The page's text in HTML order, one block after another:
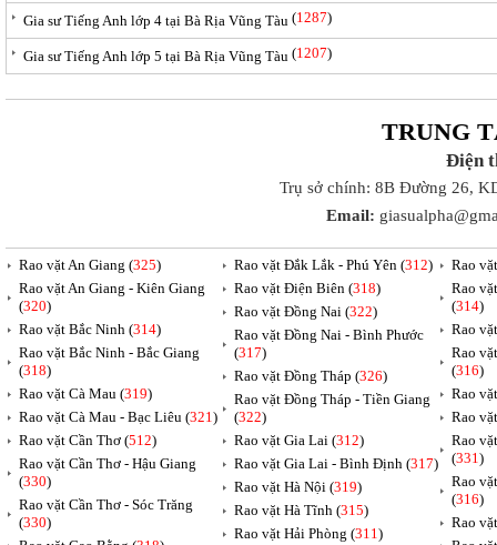
Gia sư Tiếng Anh lớp 4 tại Bà Rịa Vũng Tàu (1287)
Gia sư Tiếng Anh lớp 5 tại Bà Rịa Vũng Tàu (1207)
TRUNG
Điện
Trụ sở chính: 8B Đường 26,
Email:
Rao vặt An Giang (325)
Rao vặt An Giang - Kiên Giang
(320)
Rao vặt Bắc Ninh (314)
Rao vặt Bắc Ninh - Bắc Giang
(318)
Rao vặt Cà Mau (319)
Rao vặt Cà Mau - Bạc Liêu (321)
Rao vặt Cần Thơ (512)
Rao vặt Cần Thơ - Hậu Giang
(330)
Rao vặt Cần Thơ - Sóc Trăng
(330)
Rao vặt Đắk Lắk - Phú Yên (312)
Rao vặt Điện Biên (318)
Rao vặt Đồng Nai (322)
Rao vặt Đồng Nai - Bình Phước
(317)
Rao vặt Đồng Tháp (326)
Rao vặt Đồng Tháp - Tiền Giang
(322)
Rao vặt Gia Lai (312)
Rao vặt Gia Lai - Bình Định (317)
Rao vặt Hà Nội (319)
Rao vặt Hà Tĩnh (315)
Rao vặt Hải Phòng (311)
Rao
Rao
(314)
Rao
Rao
(316)
Rao
Rao
Rao
(331)
Rao
(316)
Rao